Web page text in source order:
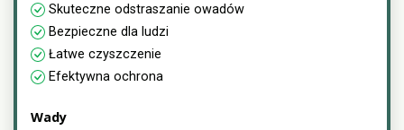
Skuteczne odstraszanie owadów
Bezpieczne dla ludzi
Łatwe czyszczenie
Efektywna ochrona
Wady